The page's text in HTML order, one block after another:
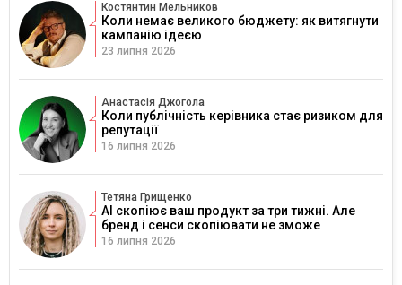
Костянтин Мельников
Коли немає великого бюджету: як витягнути
кампанію ідеєю
23 липня 2026
Анастасія Джогола
Коли публічність керівника стає ризиком для
репутації
16 липня 2026
Тетяна Грищенко
AI скопіює ваш продукт за три тижні. Але
бренд і сенси скопіювати не зможе
16 липня 2026